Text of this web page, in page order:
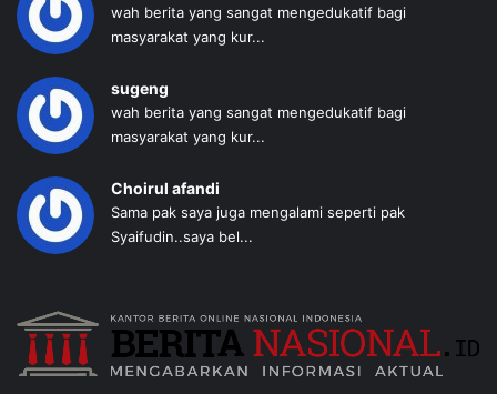
wah berita yang sangat mengedukatif bagi
masyarakat yang kur...
sugeng
wah berita yang sangat mengedukatif bagi
masyarakat yang kur...
Choirul afandi
Sama pak saya juga mengalami seperti pak
Syaifudin..saya bel...